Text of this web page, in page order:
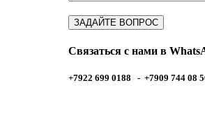
Связаться с нами в
+7922 699 0188 - +7909 744 08